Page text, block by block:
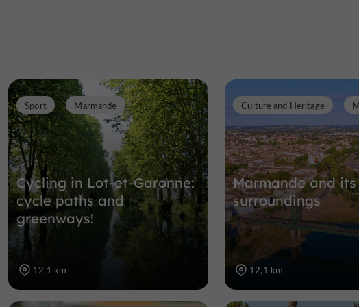
Cycling in Lot-et-Garonne:
cycle paths and
greenways!
Sport Marmande
12,1 km
Marmande and its
surroundings
Culture and Heritage
12,1 km